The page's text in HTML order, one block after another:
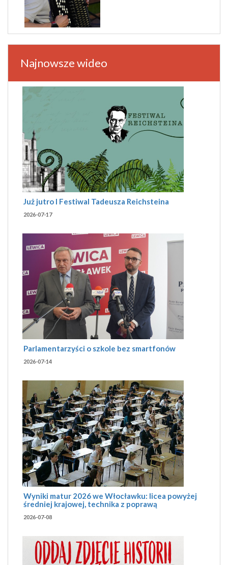
Najnowsze wideo
Już jutro I Festiwal Tadeusza Reichsteina
2026-07-17
Parlamentarzyści o szkole bez smartfonów
2026-07-14
Wyniki matur 2026 we Włocławku: licea powyżej
średniej krajowej, technika z poprawą
2026-07-08